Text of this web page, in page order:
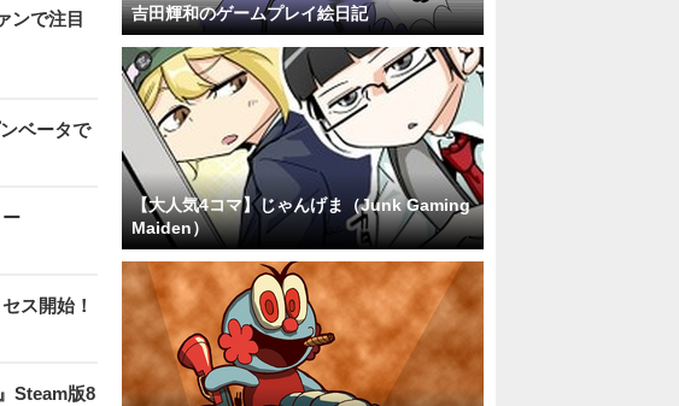
ンで注目
ベータで
ス開始！
Steam版8
吉田輝和のゲームプレイ絵日記
【大人気4コマ】じゃんげま（Junk Gaming
Maiden）